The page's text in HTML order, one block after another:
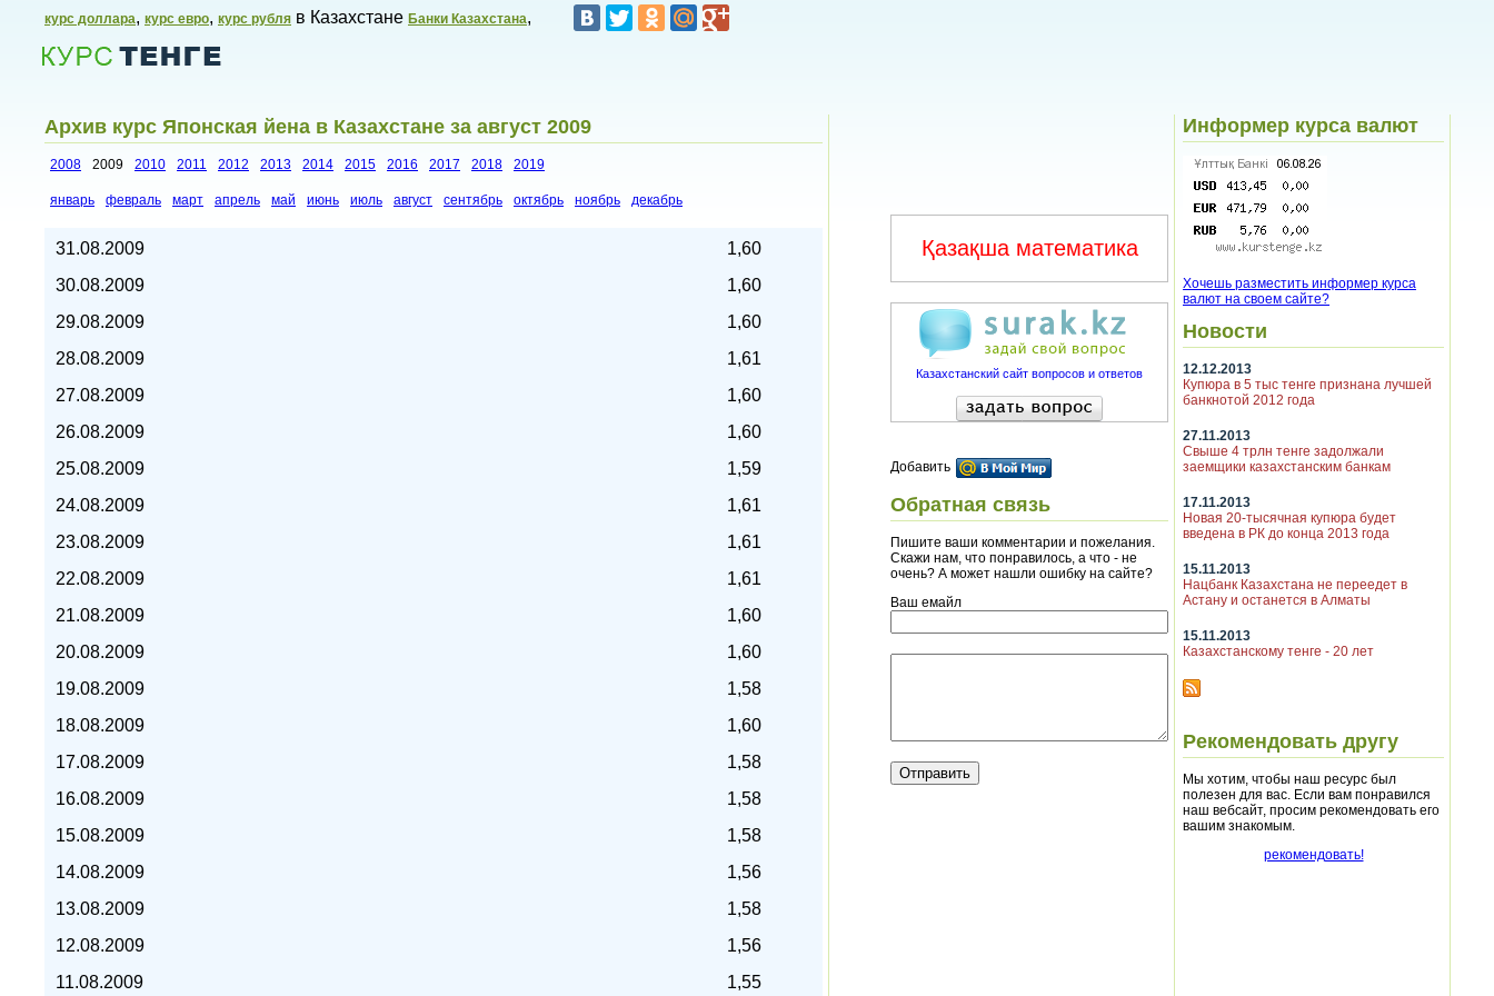
курс доллара, курс евро, курс рубля в Казахстане Банки Казахстана,
Курсы валют в Казахстане,
Архив курс Японская йена в Казахстане за август 2009
2008 2009 2010 2011 2012 2013 2014 2015 2016 2017 2018 2019
январь февраль март апрель май июнь июль август сентябрь октябрь ноябрь декабрь
31.08.2009
1,60
30.08.2009
1,60
29.08.2009
1,60
28.08.2009
1,61
27.08.2009
1,60
26.08.2009
1,60
25.08.2009
1,59
24.08.2009
1,61
23.08.2009
1,61
22.08.2009
1,61
21.08.2009
1,60
20.08.2009
1,60
19.08.2009
1,58
18.08.2009
1,60
17.08.2009
1,58
16.08.2009
1,58
15.08.2009
1,58
14.08.2009
1,56
13.08.2009
1,58
12.08.2009
1,56
11.08.2009
1,55
Қазақша математика
Казахстанский сайт вопросов и ответов
Добавить
Обратная связь
Пишите ваши комментарии и пожелания.
Скажи нам, что понравилось, а что - не
очень? А может нашли ошибку на сайте?
Ваш емайл
Информер курса валют
Хочешь разместить информер курса
валют на своем сайте?
Новости
12.12.2013
Купюра в 5 тыс тенге признана лучшей
банкнотой 2012 года
27.11.2013
Свыше 4 трлн тенге задолжали
заемщики казахстанским банкам
17.11.2013
Новая 20-тысячная купюра будет
введена в РК до конца 2013 года
15.11.2013
Нацбанк Казахстана не переедет в
Астану и останется в Алматы
15.11.2013
Казахстанскому тенге - 20 лет
Рекомендовать другу
Мы хотим, чтобы наш ресурс был
полезен для вас. Если вам понравился
наш вебсайт, просим рекомендовать его
вашим знакомым.
рекомендовать!